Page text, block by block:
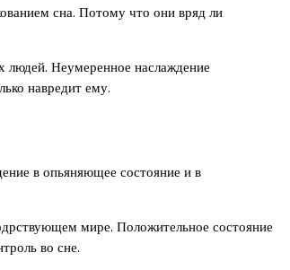
сна. Потому что они вряд ли
людей. Неумеренное наслаждение
навредит ему.
в опьяняющее состояние и в
мире. Положительное состояние
во сне.